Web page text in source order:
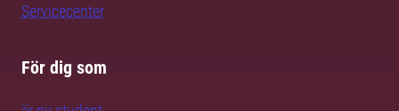
Servicecenter
För dig som